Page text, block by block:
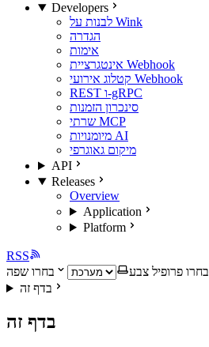
Developers
לבנות על Wink
הגדרה
אימות
אינטגרציית Webhook
קטלוג אירועי Webhook
REST ו-gRPC
סינכרון הזמנות
שרתי MCP
מיומנויות AI
מיקום גאוגרפי
API
Releases
Overview
Application
Platform
RSS
בחרו פרופיל צבע
בחרו שפה
בדף זה
בדף זה